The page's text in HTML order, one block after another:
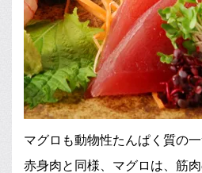
マグロも動物性たんぱく質の一
赤身肉と同様、マグロは、筋